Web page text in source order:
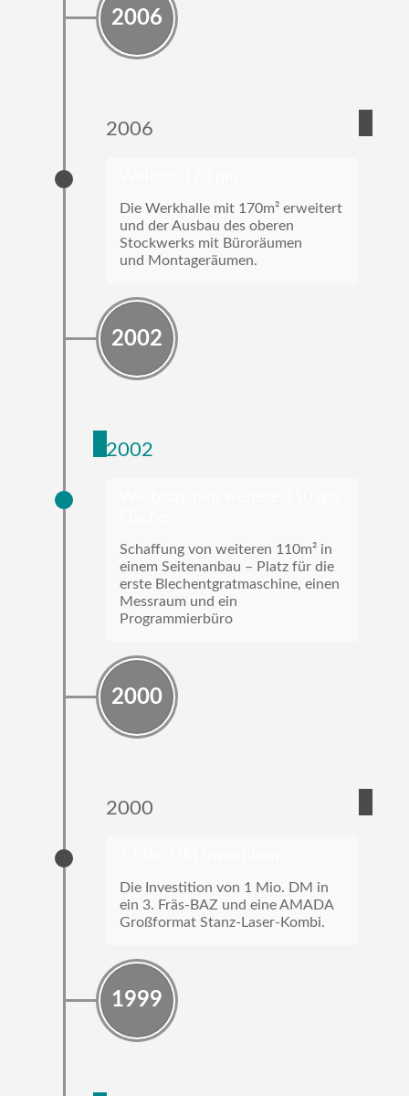
2006
2006
Die Werkhalle mit 170m² erweitert
und der Ausbau des oberen
Stockwerks mit Büroräumen
und Montageräumen.
2002
2002
Schaffung von weiteren 110m² in
einem Seitenanbau – Platz für die
erste Blechentgratmaschine, einen
Messraum und ein
Programmierbüro
2000
2000
Die Investition von 1 Mio. DM in
ein 3. Fräs-BAZ und eine AMADA
Großformat Stanz-Laser-Kombi.
1999